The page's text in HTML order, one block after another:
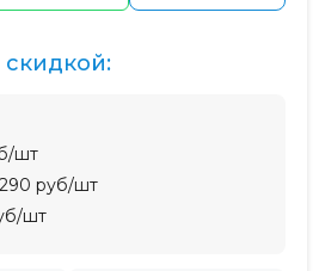
скидкой:
шт
290 руб/шт
шт